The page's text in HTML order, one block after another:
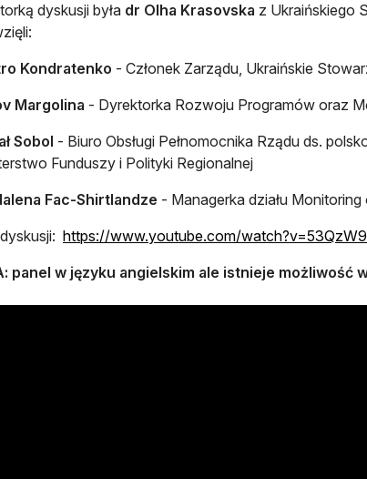
dyskusji była dr Olha Krasovska z Ukraińskiego
Kondratenko - Członek Zarządu, Ukraińskie
Margolina - Dyrektorka Rozwoju Programów oraz
Sobol - Biuro Obsługi Pełnomocnika Rządu ds.
Funduszy i Polityki Regionalnej
Fac-Shirtlandze - Managerka działu
https://www.youtube.com/
panel w języku angielskim ale istnieje możliwość